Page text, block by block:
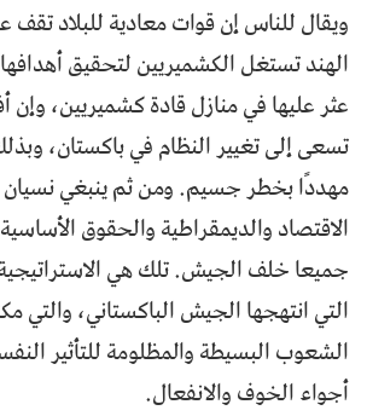
ويقال للناس إن قوات معادية للبلاد تقف
الهند تستغل الكشميريين لتحقيق
عثر عليها في منازل قادة كشميريين، وإن
تسعى إلى تغيير النظام في باكستان،
مهددًا بخطر جسيم. ومن ثم ينبغي
الاقتصاد والديمقراطية والحقوق
جميعا خلف الجيش. تلك هي
التي انتهجها الجيش الباكستاني، والتي
الشعوب البسيطة والمظلومة للتأثير
أجواء الخوف والانفعال.